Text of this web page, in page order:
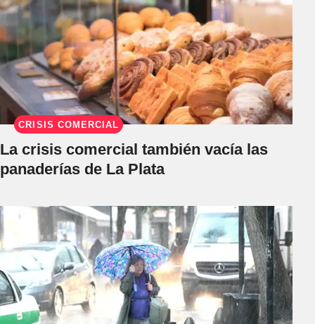
CRISIS COMERCIAL
La crisis comercial también vacía las
panaderías de La Plata